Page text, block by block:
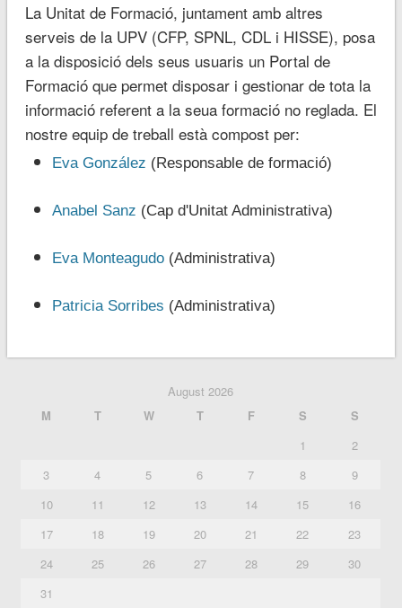
La Unitat de Formació, juntament amb altres
serveis de la UPV (CFP, SPNL, CDL i HISSE), posa
a la disposició dels seus usuaris un Portal de
Formació que permet disposar i gestionar de tota la
informació referent a la seua formació no reglada. El
nostre equip de treball està compost per:
Eva González (Responsable de formació)
Anabel Sanz (Cap d'Unitat Administrativa)
Eva Monteagudo (Administrativa)
Patricia Sorribes (Administrativa)
August 2026
M
T W T F S
S
1
2
3
4 5 6 7 8
9
10
11 12 13 14 15
16
17
18 19 20 21 22
23
24
25 26 27 28 29
30
31